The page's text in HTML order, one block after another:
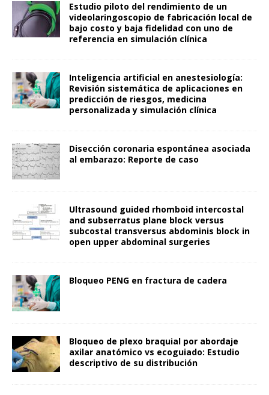
Estudio piloto del rendimiento de un
videolaringoscopio de fabricación local de
bajo costo y baja fidelidad con uno de
referencia en simulación clínica
Inteligencia artificial en anestesiología:
Revisión sistemática de aplicaciones en
predicción de riesgos, medicina
personalizada y simulación clínica
Disección coronaria espontánea asociada
al embarazo: Reporte de caso
Ultrasound guided rhomboid intercostal
and subserratus plane block versus
subcostal transversus abdominis block in
open upper abdominal surgeries
Bloqueo PENG en fractura de cadera
Bloqueo de plexo braquial por abordaje
axilar anatómico vs ecoguiado: Estudio
descriptivo de su distribución